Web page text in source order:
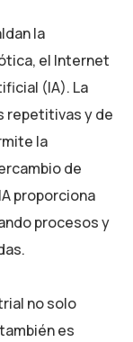
la
el Internet
(IA). La
repetitivas y de
la
de
proporciona
procesos y
no solo
es